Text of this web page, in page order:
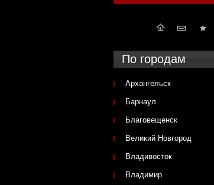
По городам
Архангельск
Барнаул
Благовещенск
Великий Новгород
Владивосток
Владимир